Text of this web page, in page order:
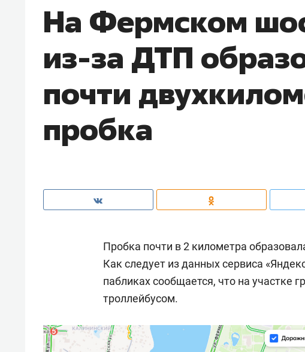
На Фермском
из-за ДТП
почти
пробка
Пробка почти в 2 километра
Как следует из данных сервиса
пабликах сообщается, что на участке
троллейбусом.